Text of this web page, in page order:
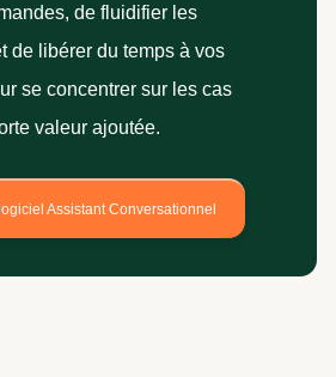
de fluidifier les
de libérer du temps à vos
se concentrer sur les cas
valeur ajoutée.
Assistant Conversationnel